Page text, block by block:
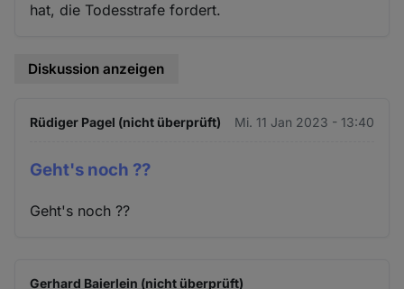
hat, die Todesstrafe fordert.
Diskussion anzeigen
Rüdiger Pagel (nicht überprüft) Mi. 11 Jan 2023 - 13:40
Geht's noch ??
Geht's noch ??
Gerhard Baierlein (nicht überprüft)